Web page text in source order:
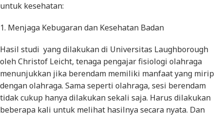
untuk kesehatan:
1. Menjaga Kebugaran dan Kesehatan Badan
Hasil studi yang dilakukan di Universitas Laughborough
oleh Christof Leicht, tenaga pengajar fisiologi olahraga
menunjukkan jika berendam memiliki manfaat yang mirip
dengan olahraga. Sama seperti olahraga, sesi berendam
tidak cukup hanya dilakukan sekali saja. Harus dilakukan
beberapa kali untuk melihat hasilnya secara nyata. Dan